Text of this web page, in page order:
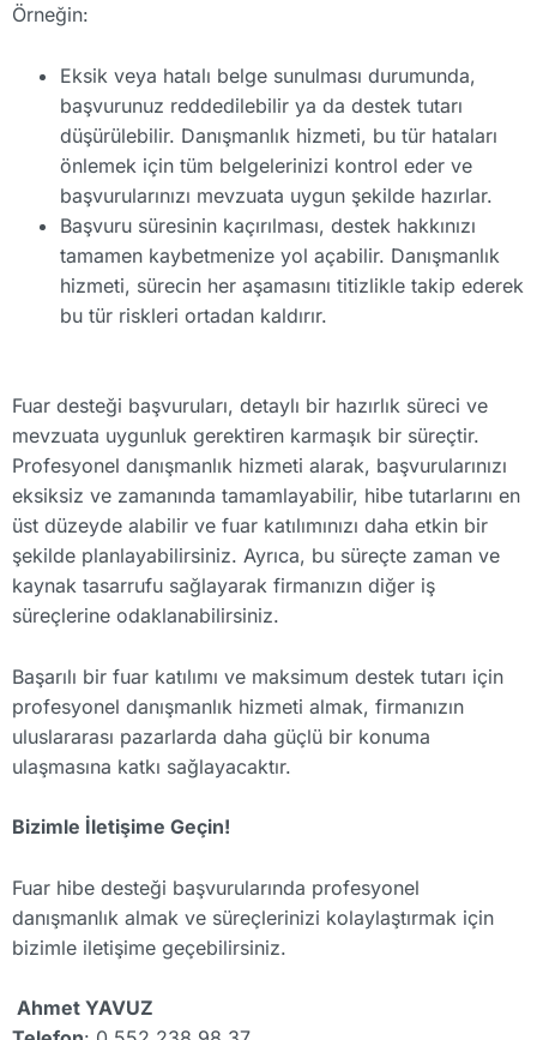
Örneğin:
Eksik veya hatalı belge sunulması durumunda,
başvurunuz reddedilebilir ya da destek tutarı
düşürülebilir. Danışmanlık hizmeti, bu tür hataları
önlemek için tüm belgelerinizi kontrol eder ve
başvurularınızı mevzuata uygun şekilde hazırlar.
Başvuru süresinin kaçırılması, destek hakkınızı
tamamen kaybetmenize yol açabilir. Danışmanlık
hizmeti, sürecin her aşamasını titizlikle takip ederek
bu tür riskleri ortadan kaldırır.
Fuar desteği başvuruları, detaylı bir hazırlık süreci ve
mevzuata uygunluk gerektiren karmaşık bir süreçtir.
Profesyonel danışmanlık hizmeti alarak, başvurularınızı
eksiksiz ve zamanında tamamlayabilir, hibe tutarlarını en
üst düzeyde alabilir ve fuar katılımınızı daha etkin bir
şekilde planlayabilirsiniz. Ayrıca, bu süreçte zaman ve
kaynak tasarrufu sağlayarak firmanızın diğer iş
süreçlerine odaklanabilirsiniz.
Başarılı bir fuar katılımı ve maksimum destek tutarı için
profesyonel danışmanlık hizmeti almak, firmanızın
uluslararası pazarlarda daha güçlü bir konuma
ulaşmasına katkı sağlayacaktır.
Bizimle İletişime Geçin!
Fuar hibe desteği başvurularında profesyonel
danışmanlık almak ve süreçlerinizi kolaylaştırmak için
bizimle iletişime geçebilirsiniz.
Ahmet YAVUZ